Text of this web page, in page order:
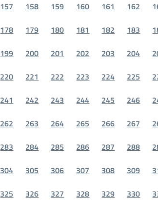
157 158 159 160 161 162
178 179 180 181 182 183
199 200 201 202 203 204
220 221 222 223 224 225
241 242 243 244 245 246
262 263 264 265 266 267
283 284 285 286 287 288
304 305 306 307 308 309
325 326 327 328 329 330